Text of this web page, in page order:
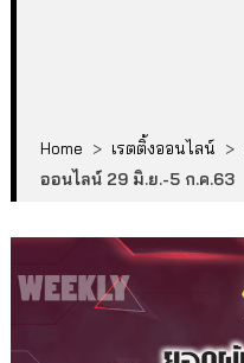
Home > เรตติ้งออนไลน์ >
ออนไลน์ 29 มิ.ย.-5 ก.ค.63